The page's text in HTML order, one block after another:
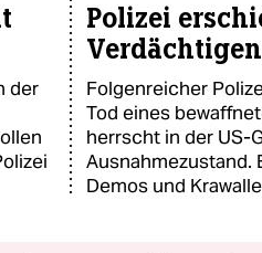
der
Polizei
Verdächtigen
Folgenreicher
Tod eines
herrscht in der US-
Ausnahmezustand.
Demos und